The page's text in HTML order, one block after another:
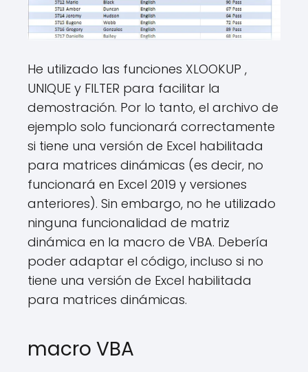
He utilizado las funciones XLOOKUP ,
UNIQUE y FILTER para facilitar la
demostración. Por lo tanto, el archivo de
ejemplo solo funcionará correctamente
si tiene una versión de Excel habilitada
para matrices dinámicas (es decir, no
funcionará en Excel 2019 y versiones
anteriores). Sin embargo, no he utilizado
ninguna funcionalidad de matriz
dinámica en la macro de VBA. Debería
poder adaptar el código, incluso si no
tiene una versión de Excel habilitada
para matrices dinámicas.
macro VBA